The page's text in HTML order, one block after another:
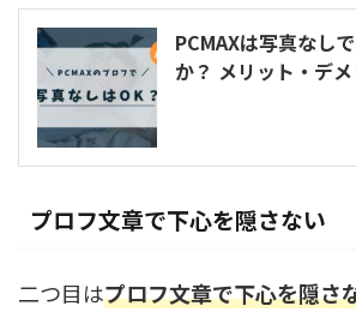
PCMAXは写真なし
か？ メリット・デ
プロフ文章で下心を隠さない
二つ目はプロフ文章で下心を隠さ